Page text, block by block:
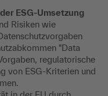
ESG-Umsetzung
Risiken wie
"Data
regulatorische
von ESG-Kriterien und